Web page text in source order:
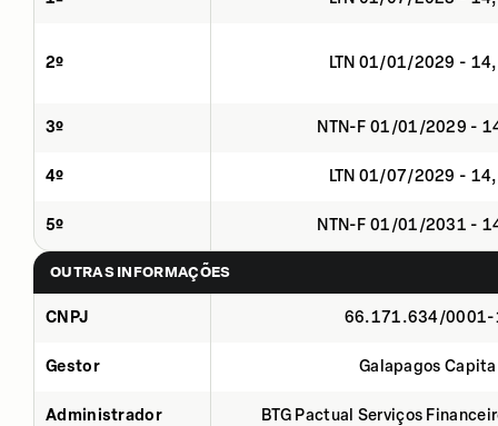
2º LTN 01/01/2029 -
3º NTN-F 01/01/2029 -
4º LTN 01/07/2029 -
5º NTN-F 01/01/2031 -
OUTRAS INFORMAÇÕES
CNPJ 66.171.634/0001-
Gestor Galapagos
Administrador BTG Pactual Serviços